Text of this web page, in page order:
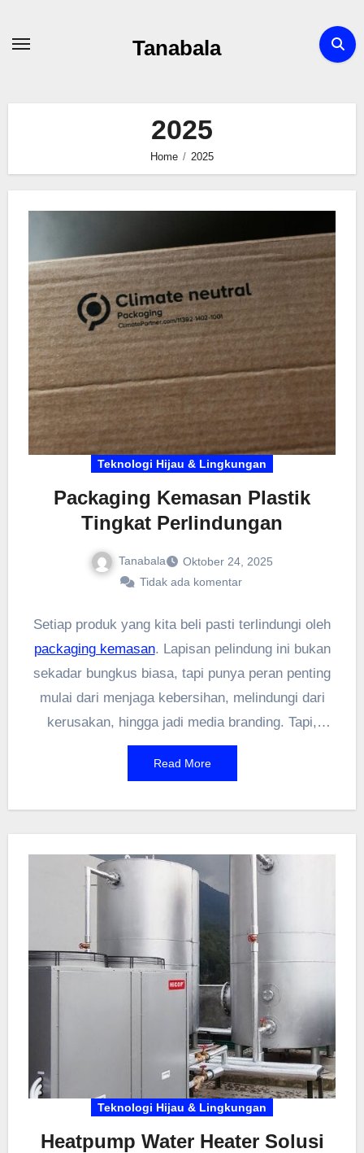
Tanabala
2025
Home 2025
Teknologi Hijau & Lingkungan
Packaging Kemasan Plastik
Tingkat Perlindungan
Tanabala
Oktober 24, 2025
Tidak ada komentar
Setiap produk yang kita beli pasti terlindungi oleh
packaging kemasan. Lapisan pelindung ini bukan
sekadar bungkus biasa, tapi punya peran penting
mulai dari menjaga kebersihan, melindungi dari
kerusakan, hingga jadi media branding. Tapi,
tahukah kamu bahwa kemasan itu memiliki
tingkatannya sendiri? Ada yang disebut kemasan
kita kupas tuntas fungsi dari masing-masing
lapisan kemasan tersebut.
Read More
Teknologi Hijau & Lingkungan
Heatpump Water Heater Solusi